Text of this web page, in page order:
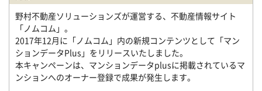
野村不動産ソリューションズが運営する、不動産情報サイト
「ノムコム」。
2017年12月に「ノムコム」内の新規コンテンツとして「マン
ションデータPlus」をリリースいたしました。
本キャンペーンは、マンションデータplusに掲載されているマ
ンションへのオーナー登録で成果が発生します。